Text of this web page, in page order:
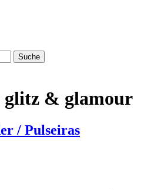
glitz & glamour
/ Pulseiras